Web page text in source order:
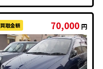
買取金額 70,000 円